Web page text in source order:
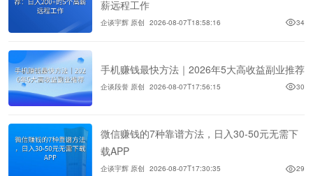
薪远程工作
企谈宇辉 原创 2026-08-07T18:58:16 34
手机赚钱最快方法｜2026年5大高收益副业推荐
企谈段誉 原创 2026-08-07T17:56:15 30
微信赚钱的7种靠谱方法，日入30-50元无需下
载APP
企谈宇辉 原创 2026-08-07T17:30:35 29